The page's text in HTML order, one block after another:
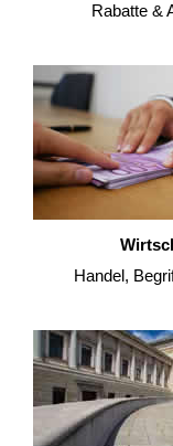
Rabatte &
Handel,